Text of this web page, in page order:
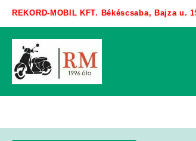
REKORD-MOBIL KFT. Békéscsaba, Bajza u.